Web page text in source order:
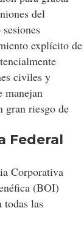
del
explícito de
civiles y
manejan
gran riesgo de
Federal
Corporativa
(BOI)
todas las